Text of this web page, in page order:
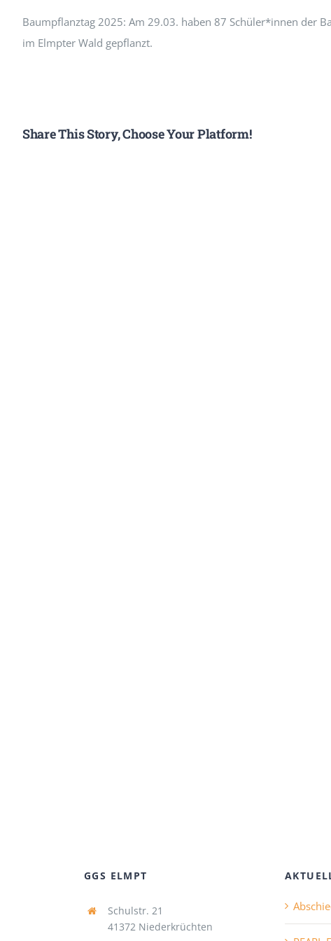
Baumpflanztag 2025: Am 29.03. haben 87 Schüler*innen der
im Elmpter Wald gepflanzt.
Share This Story, Choose Your Platform!
GGS ELMPT
Schulstr. 21
41372 Niederkrüchten